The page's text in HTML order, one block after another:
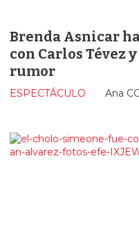
Brenda Asnicar
con Carlos Tévez
rumor
Ana
ESPECTÁCULO